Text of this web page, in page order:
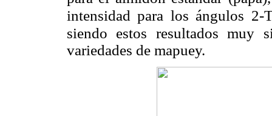
intensidad para los ángulos 2-
siendo estos resultados muy
variedades de mapuey.